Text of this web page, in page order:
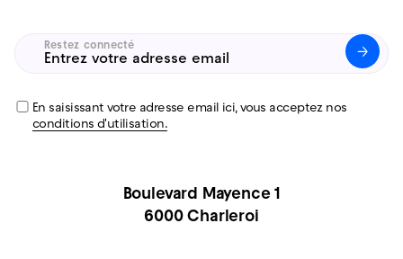
Boulevard Mayence 1
6000 Charleroi
Restez connecté
Untitled(Nécessaire)
En saisissant votre adresse email ici, vous acceptez nos
conditions d'utilisation.